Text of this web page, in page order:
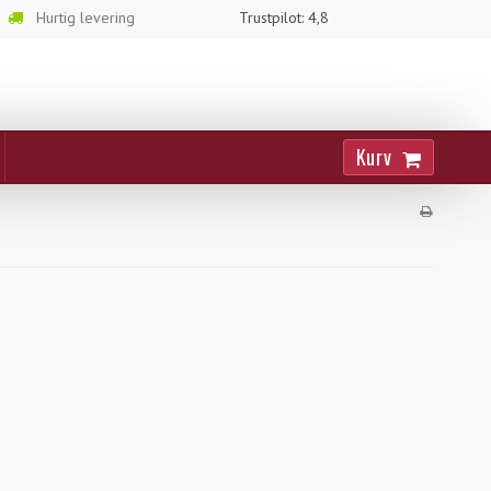
Hurtig levering Trustpilot: 4,8
Kurv